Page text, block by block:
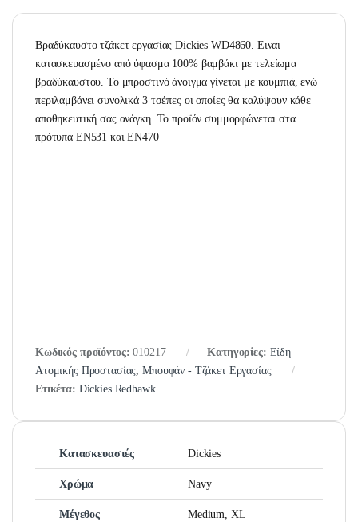
Βραδύκαυστο τζάκετ εργασίας Dickies WD4860. Ειναι
κατασκευασμένο από ύφασμα 100% βαμβάκι με τελείωμα
βραδύκαυστου. Το μπροστινό άνοιγμα γίνεται με κουμπιά, ενώ
περιλαμβάνει συνολικά 3 τσέπες οι οποίες θα καλύψουν κάθε
αποθηκευτική σας ανάγκη. Το προϊόν συμμορφώνεται στα
πρότυπα EN531 και EN470
Κωδικός προϊόντος:010217 Κατηγορίες: Είδη
Ατομικής Προστασίας,Μπουφάν - Τζάκετ Εργασίας
Ετικέτα: Dickies Redhawk
Κατασκευαστές Dickies
Χρώμα Navy
Μέγεθος Medium, XL